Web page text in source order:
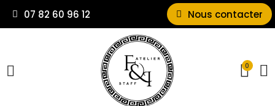
07 82 60 96 12 Nous contacter
0